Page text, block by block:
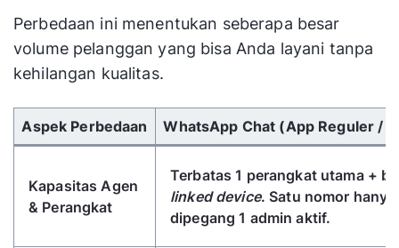
Perbedaan ini menentukan seberapa besar
volume pelanggan yang bisa Anda layani tanpa
kehilangan kualitas.
Gunakan tombol panah kiri/kanan untuk
Aspek Perbedaan WhatsApp Chat (App Reguler /
Kapasitas Agen
& Perangkat
Terbatas 1 perangkat utama +
linked device. Satu nomor
dipegang 1 admin aktif.